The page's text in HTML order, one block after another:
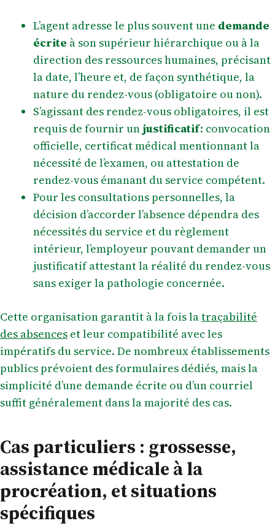
L’agent adresse le plus souvent une demande
écrite à son supérieur hiérarchique ou à la
direction des ressources humaines, précisant
la date, l’heure et, de façon synthétique, la
nature du rendez-vous (obligatoire ou non).
S’agissant des rendez-vous obligatoires, il est
requis de fournir unjustificatif: convocation
officielle, certificat médical mentionnant la
nécessité de l’examen, ou attestation de
rendez-vous émanant du service compétent.
Pour les consultations personnelles, la
décision d’accorder l’absence dépendra des
nécessités du service et du règlement
intérieur, l’employeur pouvant demander un
justificatif attestant la réalité du rendez-vous
sans exiger la pathologie concernée.
Cette organisation garantit à la fois latraçabilité
des absences et leur compatibilité avec les
impératifs du service. De nombreux établissements
publics prévoient des formulaires dédiés, mais la
simplicité d’une demande écrite ou d’un courriel
suffit généralement dans la majorité des cas.
Cas particuliers : grossesse,
assistance médicale à la
procréation, et situations
spécifiques